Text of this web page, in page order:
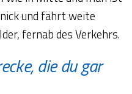
und fährt weite
fernab des Verkehrs.
die du gar